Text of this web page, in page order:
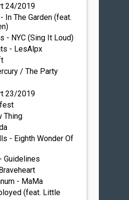
24/2019
In The Garden (feat.
- NYC (Sing It Loud)
- LesAlpx
/ The Party
23/2019
Thing
- Eighth Wonder Of
Guidelines
- MaMa
(feat. Little